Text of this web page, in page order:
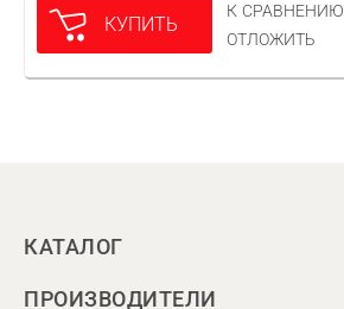
КУПИТЬ
К СРАВНЕНИЮ
ОТЛОЖИТЬ
КАТАЛОГ
ПРОИЗВОДИТЕЛИ